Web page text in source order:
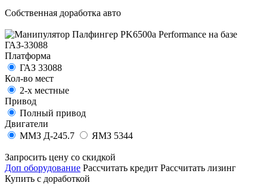
Собственная доработка авто
Платформа
ГАЗ 33088
Кол-во мест
2-х местные
Привод
Полный привод
Двигатели
ММЗ Д-245.7
ЯМЗ 5344
Запросить цену со скидкой
Доп оборудование Рассчитать кредит Рассчитать лизинг
Купить с доработкой